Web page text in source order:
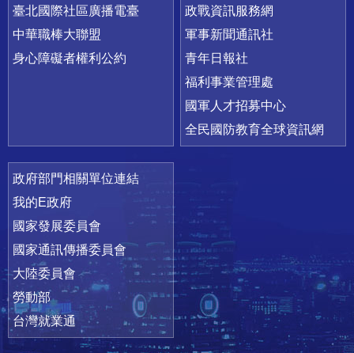
臺北國際社區廣播電臺
中華職棒大聯盟
身心障礙者權利公約
政戰資訊服務網
軍事新聞通訊社
青年日報社
福利事業管理處
國軍人才招募中心
全民國防教育全球資訊網
政府部門相關單位連結
我的E政府
國家發展委員會
國家通訊傳播委員會
大陸委員會
勞動部
台灣就業通